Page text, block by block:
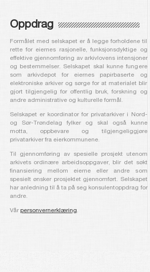
Oppdrag
Formålet med selskapet er å legge forholdene til
rette for eiernes rasjonelle, funksjonsdyktige og
effektive gjennomføring av arkivlovens intensjoner
og bestemmelser. Selskapet skal kunne fungere
som arkivdepot for eiernes papirbaserte og
elektroniske arkiver og sørge for at materialet blir
gjort tilgjengelig for offentlig bruk, forskning og
andre administrative og kulturelle formål.
Selskapet er koordinator for privatarkiver i Nord-
og Sør-Trøndelag fylker og skal også kunne
motta, oppbevare og tilgjengeliggjøre
privatarkiver fra eierkommunene.
Til gjennomføring av spesielle prosjekt utenom
arkivets ordinære arbeidsoppgaver, blir det søkt
finansiering mellom eierne eller andre som
spesielt ønsker prosjektet gjennomført. Selskapet
har anledning til å ta på seg konsulentoppdrag for
andre.
Vår personvernerklæring.